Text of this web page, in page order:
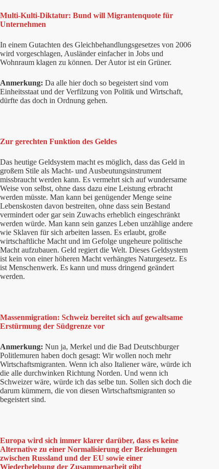
Multi-Kulti-Diktatur: Bund will Migrantenquote für
Unternehmen
In einem Gutachten des Gleichbehandlungsgesetzes von 2006
wird vorgeschlagen, Ausländer einfacher in Jobs und
Wohnraum klagen zu können. Der Autor ist ein Grüner.
Anmerkung: Da alle hier doch so begeistert sind vom
Einheitsstaat und der Verfilzung von Politik und Wirtschaft,
dürfte das doch in Ordnung gehen.
Zur gerechten Funktion des Geldes
Das heutige Geldsystem macht es möglich, dass das Geld in
großem Stile als Macht- und Ausbeutungsinstrument
missbraucht werden kann. Es vermehrt sich auf wundersame
Weise von selbst, ohne dass dazu eine Leistung erbracht
werden müsste. Man kann bei genügender Menge seine
Lebenskosten davon bestreiten, ohne dass sein Bestand
vermindert oder gar sein Zuwachs erheblich eingeschränkt
werden würde. Man kann sein ganzes Leben unzählige andere
wie Sklaven für sich arbeiten lassen. Es erlaubt, große
wirtschaftliche Macht und im Gefolge ungeheure politische
Macht aufzubauen. Geld regiert die Welt. Dieses Geldsystem
ist kein von einer höheren Macht verhängtes Naturgesetz. Es
ist Menschenwerk. Es kann und muss dringend geändert
werden.
Massenmigration: Schweiz bereitet sich auf gewaltsame
Erstürmung der Südgrenze vor
Anmerkung: Nun ja, Merkel und die Bad Deutschburger
Politlemuren haben doch gesagt: Wir wollen noch mehr
Wirtschaftsmigranten. Wenn ich also Italiener wäre, würde ich
die alle durchwinken Richtung Norden. Und wenn ich
Schweizer wäre, würde ich das selbe tun. Sollen sich doch die
darum kümmern, die von diesen Wirtschaftsmigranten so
begeistert sind.
Europa wird sich immer klarer darüber, dass es keine
Alternative zu einer Normalisierung der Beziehungen
zwischen Russland und der EU sowie einer
Wiederbelebung der Zusammenarbeit gibt